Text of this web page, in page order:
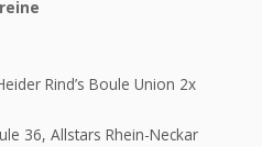
Rind’s Boule Union 2x
36, Allstars Rhein-Neckar